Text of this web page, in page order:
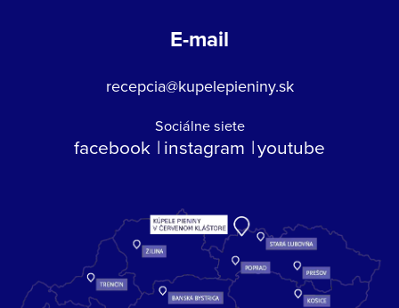
E-mail
recepcia@kupelepieniny.sk
Sociálne siete
facebook instagram youtube